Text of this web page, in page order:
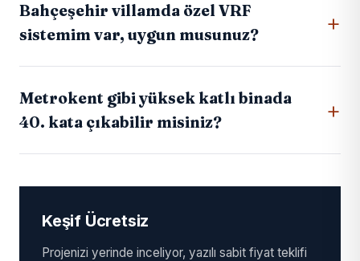
Bahçeşehir villamda özel VRF
sistemim var, uygun musunuz?
Metrokent gibi yüksek katlı binada
40. kata çıkabilir misiniz?
Keşif Ücretsiz
Projenizi yerinde inceliyor, yazılı sabit fiyat teklifi